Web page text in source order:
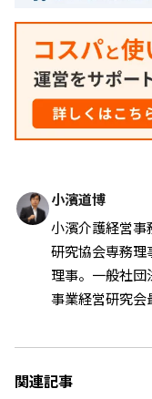
小濱道博
小濱介護経営事
研究協会専務理
理事。一般社団
事業経営研究会
関連記事